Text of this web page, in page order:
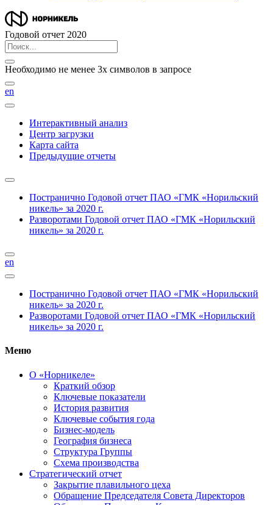
Годовой отчет 2020
Необходимо не менее 3х символов в запросе
en
Интерактивный анализ
Центр загрузки
Карта сайта
Предыдущие отчеты
Постранично Годовой отчет ПАО «ГМК «Норильский
никель» за 2020 г.
Разворотами Годовой отчет ПАО «ГМК «Норильский
никель» за 2020 г.
en
Постранично Годовой отчет ПАО «ГМК «Норильский
никель» за 2020 г.
Разворотами Годовой отчет ПАО «ГМК «Норильский
никель» за 2020 г.
Меню
О «Норникеле»
Краткий обзор
Ключевые показатели
История развития
Ключевые события года
Бизнес-модель
География бизнеса
Структура Группы
Схема производства
Стратегический отчет
Закрытие плавильного цеха
Обращение Председателя Совета Директоров